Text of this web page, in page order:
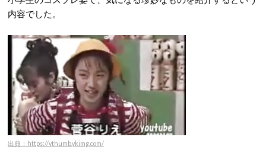
内容でした。
出典：https://vthumb.ykimg.com/